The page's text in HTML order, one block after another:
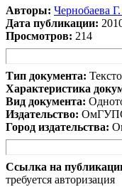
Авторы: Чернобаева
Дата публикации:
Просмотров: 214
Тип документа:
Характеристика
Вид документа:
Издательство:
Город издательства:
Ссылка на
требуется авторизация